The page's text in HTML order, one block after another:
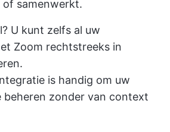
samenwerkt.
U kunt zelfs al uw
Zoom rechtstreeks in
is handig om uw
beheren zonder van context